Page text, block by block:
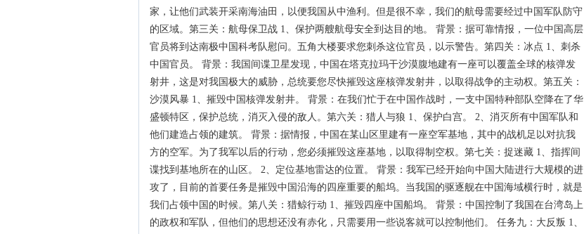
家，让他们武装开采南海油田，以便我国从中渔利。但是很不幸，我们的航母需要经过中国军队防守
的区域。第三关：航母保卫战 1、保护两艘航母安全到达目的地。 背景：据可靠情报，一位中国高层
官员将到达南极中国科考队慰问。五角大楼要求您刺杀这位官员，以示警告。第四关：冰点 1、刺杀
中国官员。 背景：我国间谍卫星发现，中国在塔克拉玛干沙漠腹地建有一座可以覆盖全球的核弹发
射井，这是对我国极大的威胁，总统要您尽快摧毁这座核弹发射井，以取得战争的主动权。第五关：
沙漠风暴 1、摧毁中国核弹发射井。 背景：在我们忙于在中国作战时，一支中国特种部队空降在了华
盛顿特区，保护总统，消灭入侵的敌人。第六关：猎人与狼 1、保护白宫。 2、消灭所有中国军队和
他们建造占领的建筑。 背景：据情报，中国在某山区里建有一座空军基地，其中的战机足以对抗我
方的空军。为了我军以后的行动，您必须摧毁这座基地，以取得制空权。第七关：捉迷藏 1、指挥间
谍找到基地所在的山区。 2、定位基地雷达的位置。 背景：我军已经开始向中国大陆进行大规模的进
攻了，目前的首要任务是摧毁中国沿海的四座重要的船坞。当我国的驱逐舰在中国海域横行时，就是
我们占领中国的时候。第八关：猎鲸行动 1、摧毁四座中国船坞。 背景：中国控制了我国在台湾岛上
的政权和军队，但他们的思想还没有赤化，只需要用一些说客就可以控制他们。 任务九：大反叛 1、